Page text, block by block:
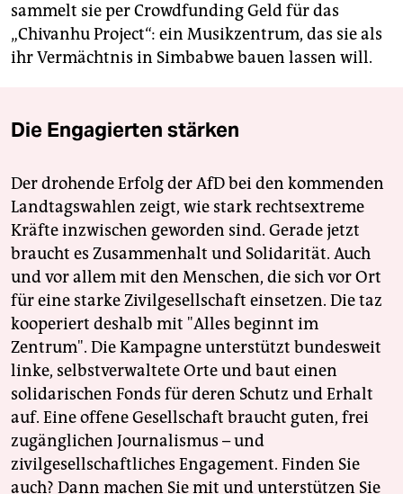
sammelt sie per Crowdfunding Geld für das
„Chivanhu Project“: ein Musikzentrum, das sie als
ihr Vermächtnis in Simbabwe bauen lassen will.
Die Engagierten stärken
Der drohende Erfolg der AfD bei den kommenden
Landtagswahlen zeigt, wie stark rechtsextreme
Kräfte inzwischen geworden sind. Gerade jetzt
braucht es Zusammenhalt und Solidarität. Auch
und vor allem mit den Menschen, die sich vor Ort
für eine starke Zivilgesellschaft einsetzen. Die taz
kooperiert deshalb mit "Alles beginnt im
Zentrum". Die Kampagne unterstützt bundesweit
linke, selbstverwaltete Orte und baut einen
solidarischen Fonds für deren Schutz und Erhalt
auf. Eine offene Gesellschaft braucht guten, frei
zugänglichen Journalismus – und
zivilgesellschaftliches Engagement. Finden Sie
auch? Dann machen Sie mit und unterstützen Sie